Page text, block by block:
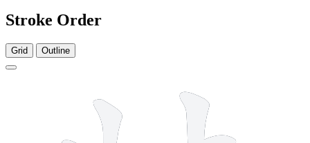
Stroke Order
Grid Outline